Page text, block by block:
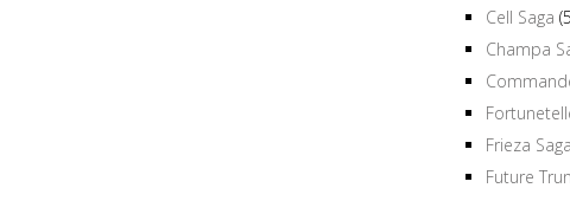
Cell Saga
Champa
Frieza Saga
Future